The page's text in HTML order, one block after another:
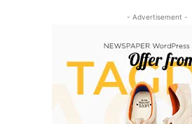
- Advertisement -